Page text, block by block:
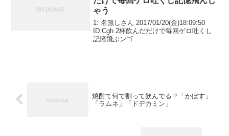
ゃう
1: 名無しさん 2017/01/20(金)18:09:50
ID:Cgh 2杯飲んだだけで毎回ゲロ吐くし
記憶飛ぶンゴ
焼酎て何で割って飲んでる？「かぼす」
「ラムネ」「ドデカミン」